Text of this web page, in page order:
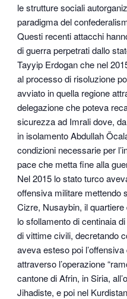
le strutture sociali
paradigma del
Questi recenti attacchi
di guerra perpetrati dallo
Tayyip Erdogan che nel
al processo di risoluzione
avviato in quella regione
delegazione che poteva
sicurezza ad Imrali dove,
in isolamento Abdullah
condizioni necessarie per
pace che metta fine alla
Nel 2015 lo stato turco
offensiva militare mettendo
Cizre, Nusaybin, il
lo sfollamento di centinaia
di vittime civili, decretando
aveva esteso poi
attraverso l’operazione
cantone di Afrin, in Siria,
Jihadiste, e poi nel